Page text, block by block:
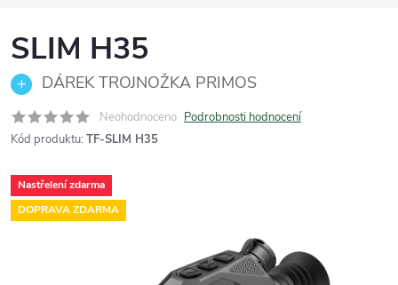
SLIM H35
DÁREK TROJNOŽKA PRIMOS
Neohodnoceno Podrobnosti hodnocení
Kód produktu: TF-SLIM H35
Nastřelení zdarma
DOPRAVA ZDARMA